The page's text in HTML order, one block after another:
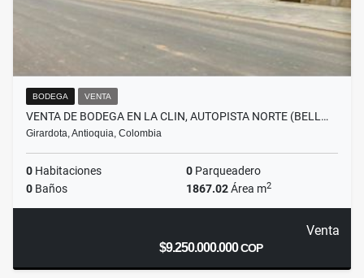
BODEGA VENTA
VENTA DE BODEGA EN LA CLIN, AUTOPISTA NORTE (BELL…
Girardota, Antioquia, Colombia
0 Habitaciones 0 Parqueadero
0 Baños 1867.02Área m2
Venta
$9.250.000.000COP